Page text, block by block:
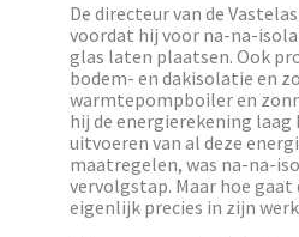
De directeur van de
voordat hij voor na-na-
glas laten plaatsen. Ook
bodem- en dakisolatie en
warmtepompboiler en
hij de energierekening
uitvoeren van al deze
maatregelen, was na-na-
vervolgstap. Maar hoe gaat
eigenlijk precies in zijn